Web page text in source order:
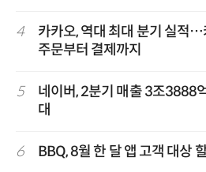
4
카카오, 역대 최대 분기 실적
주문부터 결제까지
5
네이버, 2분기 매출 3조3888
대
6 BBQ, 8월 한 달 앱 고객 대상